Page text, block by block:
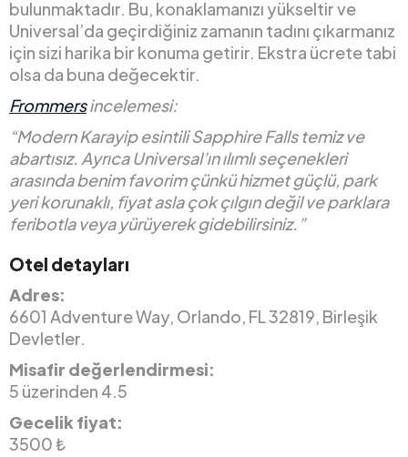
bulunmaktadır. Bu, konaklamanızı yükseltir ve
Universal’da geçirdiğiniz zamanın tadını çıkarmanız
için sizi harika bir konuma getirir. Ekstra ücrete tabi
olsa da buna değecektir.
Frommersincelemesi:
“Modern Karayip esintili Sapphire Falls temiz ve
abartısız. Ayrıca Universal’ın ılımlı seçenekleri
arasında benim favorim çünkü hizmet güçlü, park
yeri korunaklı, fiyat asla çok çılgın değil ve parklara
feribotla veya yürüyerek gidebilirsiniz.”
Otel detayları
Adres:
6601 Adventure Way, Orlando, FL 32819, Birleşik
Devletler.
Misafir değerlendirmesi:
5 üzerinden 4.5
Gecelik fiyat:
3500 ₺